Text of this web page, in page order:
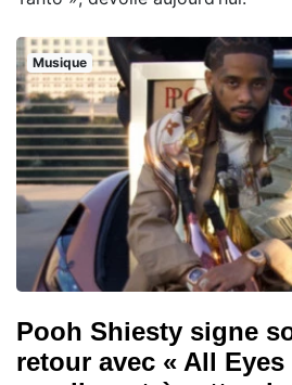
Musique
Pooh Shiesty signe
retour avec « All